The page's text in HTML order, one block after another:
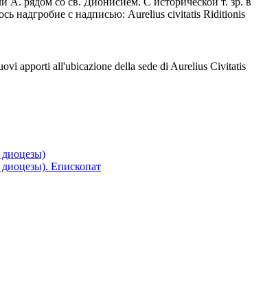
надгробие с надписью: Aurelius civitatis Riditionis
apporti all'ubicazione della sede di Aurelius Civitatis
диоцезы)
Епископат